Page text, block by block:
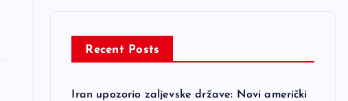
Recent Posts
Iran upozorio zaljevske države: Novi američki